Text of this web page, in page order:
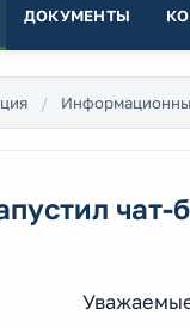
ДОКУМЕНТЫ
чат-